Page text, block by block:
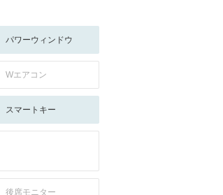
パワーウィンドウ
Wエアコン
スマートキー
後席モニター